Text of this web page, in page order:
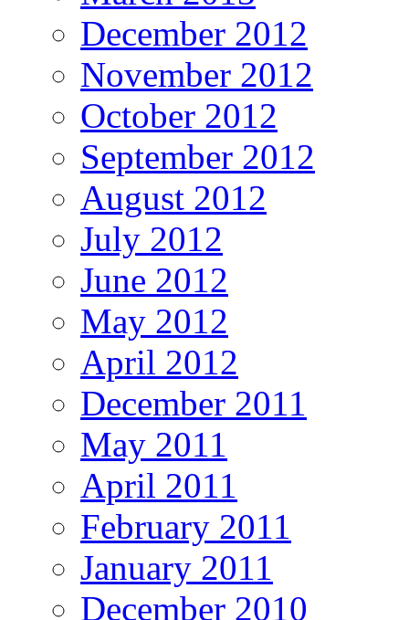
December 2012
November 2012
October 2012
September 2012
August 2012
July 2012
June 2012
May 2012
April 2012
December 2011
May 2011
April 2011
February 2011
January 2011
December 2010